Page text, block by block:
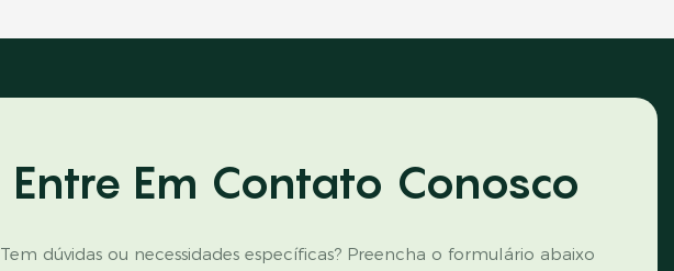
Entre Em Contato Conosco
Tem dúvidas ou necessidades específicas? Preencha o formulário abaixo